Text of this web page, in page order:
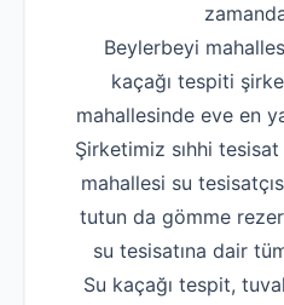
Beylerbeyi
kaçağı tespiti
mahallesinde eve en
Şirketimiz sıhhi tesisat
mahallesi su
tutun da gömme
su tesisatına dair
Su kaçağı tespit,